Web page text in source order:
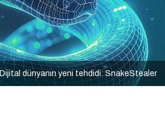
Dijital dünyanın yeni tehdidi: SnakeStealer